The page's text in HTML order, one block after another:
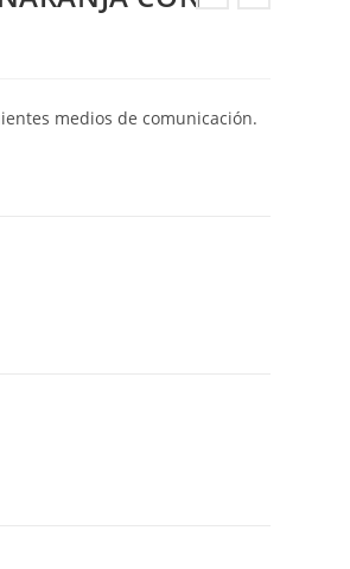
medios de comunicación.